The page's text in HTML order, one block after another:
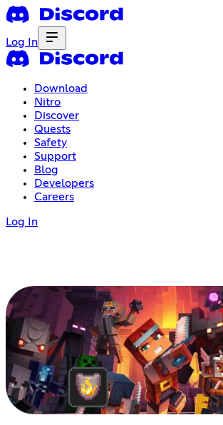
Log In
Download
Nitro
Discover
Quests
Safety
Support
Blog
Developers
Careers
Log In